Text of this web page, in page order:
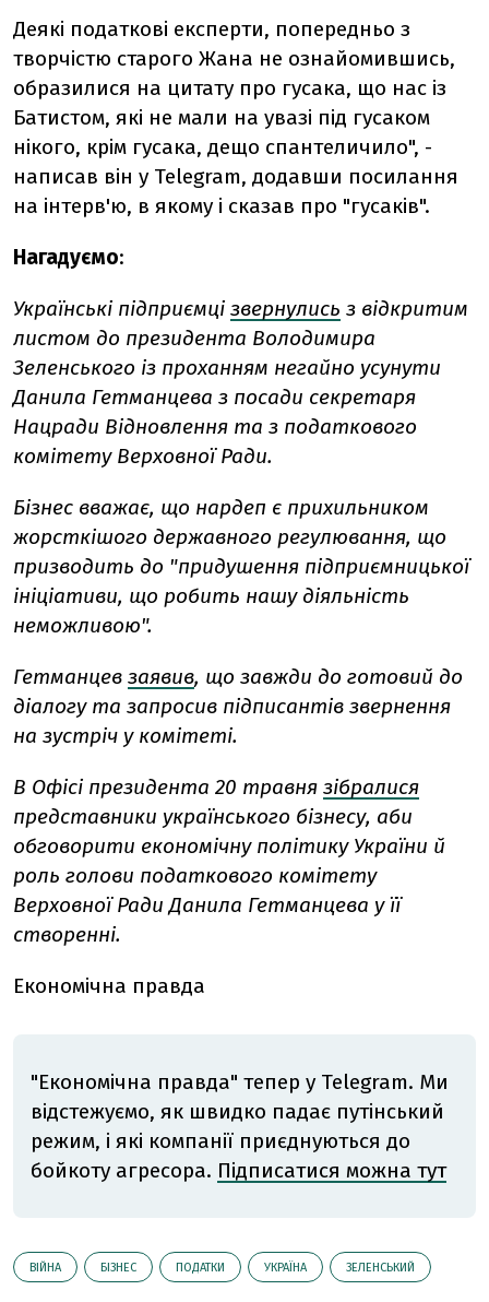
Деякі податкові експерти, попередньо з
творчістю старого Жана не ознайомившись,
образилися на цитату про гусака, що нас із
Батистом, які не мали на увазі під гусаком
нікого, крім гусака, дещо спантеличило", -
написав він у Telegram, додавши посилання
на інтерв'ю, в якому і сказав про "гусаків".
Нагадуємо:
Українські підприємці звернулись з відкритим
листом до президента Володимира
Зеленського із проханням негайно усунути
Данила Гетманцева з посади секретаря
Нацради Відновлення та з податкового
комітету Верховної Ради.
Бізнес вважає, що нардеп є прихильником
жорсткішого державного регулювання, що
призводить до "придушення підприємницької
ініціативи, що робить нашу діяльність
неможливою".
Гетманцев заявив, що завжди до готовий до
діалогу та запросив підписантів звернення
на зустріч у комітеті.
В Офісі президента 20 травня зібралися
представники українського бізнесу, аби
обговорити економічну політику України й
роль голови податкового комітету
Верховної Ради Данила Гетманцева у її
створенні.
Економічна правда
"Економічна правда" тепер у Telegram. Ми
відстежуємо, як швидко падає путінський
режим, і які компанії приєднуються до
бойкоту агресора. Підписатися можна тут
ВІЙНА БІЗНЕС ПОДАТКИ УКРАЇНА ЗЕЛЕНСЬКИЙ